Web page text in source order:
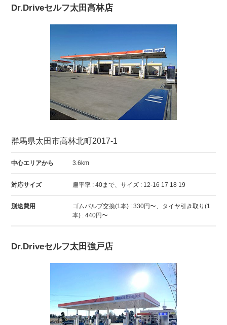
Dr.Driveセルフ太田高林店
群馬県太田市高林北町2017-1
中心エリアから 3.6km
対応サイズ 扁平率 : 40まで、サイズ : 12-16 17 18 19
別途費用
ゴムバルブ交換(1本) : 330円〜、タイヤ引き取り(1
本) : 440円〜
Dr.Driveセルフ太田強戸店